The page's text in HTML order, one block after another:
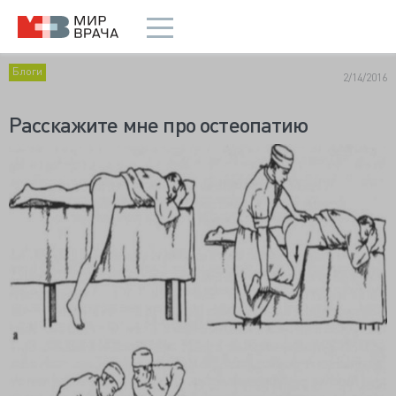
Блоги 2/14/2016
Расскажите мне про остеопатию